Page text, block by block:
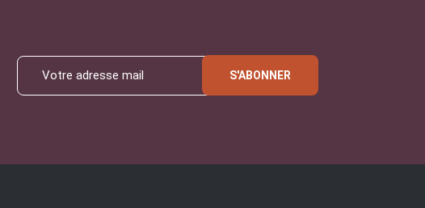
S'ABONNER